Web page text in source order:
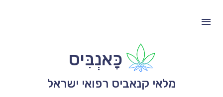
כָּאנְבִּיס
מלאי קנאביס רפואי ישראל